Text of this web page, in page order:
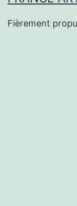
Fièrement